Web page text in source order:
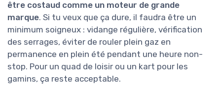
être costaud comme un moteur de grande
marque. Si tu veux que ça dure, il faudra être un
minimum soigneux : vidange régulière, vérification
des serrages, éviter de rouler plein gaz en
permanence en plein été pendant une heure non-
stop. Pour un quad de loisir ou un kart pour les
gamins, ça reste acceptable.